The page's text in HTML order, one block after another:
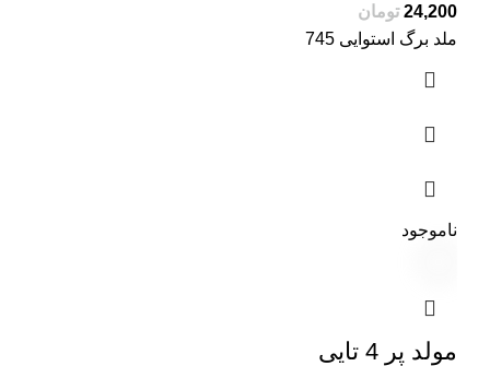
تومان
ملد برگ استوایی 745
ناموجود
مولد پر 4 تایی